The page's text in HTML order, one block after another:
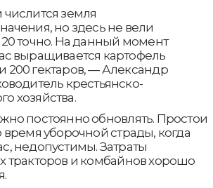
земля
но здесь не вели
20 точно. На данный момент
выращивается картофель
200 гектаров, — Александр
крестьянско-
хозяйства.
постоянно обновлять. Простои
время уборочной страды, когда
недопустимы. Затраты
тракторов и комбайнов хорошо